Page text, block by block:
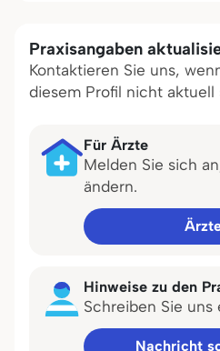
Praxisangaben
Kontaktieren Sie uns,
diesem Profil nicht aktuell
Für Ärzte
Melden Sie sich
ändern.
Hinweise zu den
Schreiben Sie uns
Nachricht